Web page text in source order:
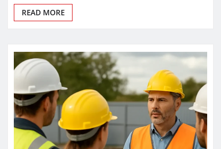
READ MORE